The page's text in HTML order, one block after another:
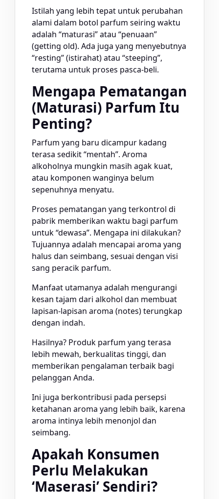
Istilah yang lebih tepat untuk perubahan
alami dalam botol parfum seiring waktu
adalah “maturasi” atau “penuaan”
(getting old). Ada juga yang menyebutnya
“resting” (istirahat) atau “steeping”,
terutama untuk proses pasca-beli.
Mengapa Pematangan
(Maturasi) Parfum Itu
Penting?
Parfum yang baru dicampur kadang
terasa sedikit “mentah”. Aroma
alkoholnya mungkin masih agak kuat,
atau komponen wanginya belum
sepenuhnya menyatu.
Proses pematangan yang terkontrol di
pabrik memberikan waktu bagi parfum
untuk “dewasa”. Mengapa ini dilakukan?
Tujuannya adalah mencapai aroma yang
halus dan seimbang, sesuai dengan visi
sang peracik parfum.
Manfaat utamanya adalah mengurangi
kesan tajam dari alkohol dan membuat
lapisan-lapisan aroma (notes) terungkap
dengan indah.
Hasilnya? Produk parfum yang terasa
lebih mewah, berkualitas tinggi, dan
memberikan pengalaman terbaik bagi
pelanggan Anda.
Ini juga berkontribusi pada persepsi
ketahanan aroma yang lebih baik, karena
aroma intinya lebih menonjol dan
seimbang.
Apakah Konsumen
Perlu Melakukan
‘Maserasi’ Sendiri?